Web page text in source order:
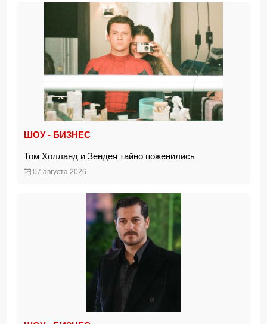
ШОУ - БИЗНЕС
Том Холланд и Зендея тайно поженились
07 августа 2026